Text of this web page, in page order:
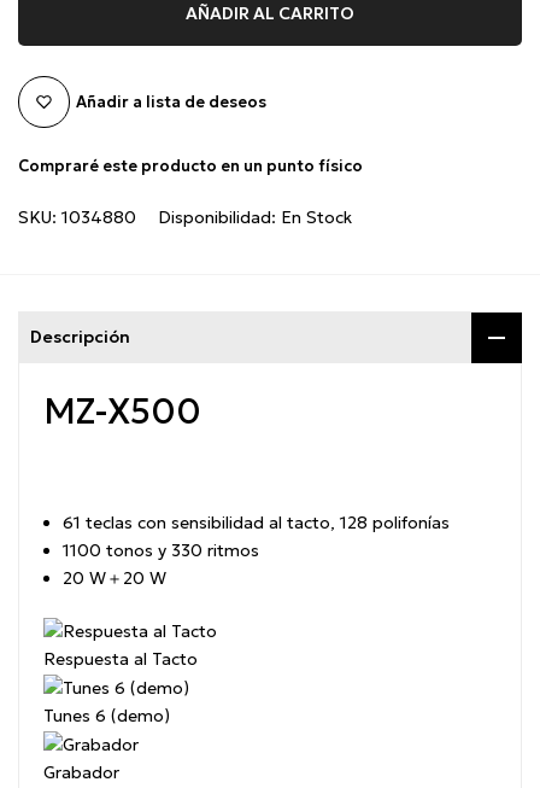
AÑADIR AL CARRITO
Añadir a lista de deseos
Compraré este producto en un punto físico
SKU: 1034880 Disponibilidad: En Stock
Descripción
MZ-X500
61 teclas con sensibilidad al tacto, 128 polifonías
1100 tonos y 330 ritmos
20 W＋20 W
Respuesta al Tacto
Tunes 6 (demo)
Grabador